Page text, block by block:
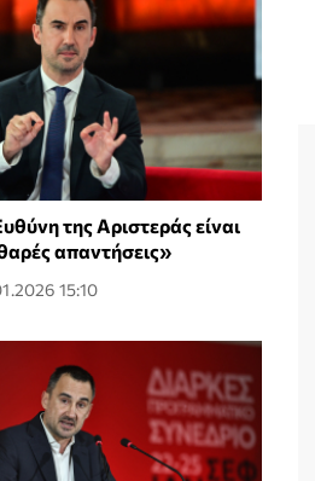
της Αριστεράς είναι
απαντήσεις»
15:10